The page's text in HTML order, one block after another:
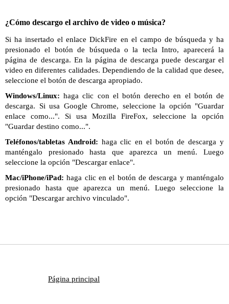
¿Cómo descargo el archivo de video o música?
Si ha insertado el enlace DickFire en el campo de búsqueda y ha
presionado el botón de búsqueda o la tecla Intro, aparecerá la
página de descarga. En la página de descarga puede descargar el
video en diferentes calidades. Dependiendo de la calidad que desee,
seleccione el botón de descarga apropiado.
Windows/Linux: haga clic con el botón derecho en el botón de
descarga. Si usa Google Chrome, seleccione la opción "Guardar
enlace como...". Si usa Mozilla FireFox, seleccione la opción
"Guardar destino como...".
Teléfonos/tabletas Android: haga clic en el botón de descarga y
manténgalo presionado hasta que aparezca un menú. Luego
seleccione la opción "Descargar enlace".
Mac/iPhone/iPad: haga clic en el botón de descarga y manténgalo
presionado hasta que aparezca un menú. Luego seleccione la
opción "Descargar archivo vinculado".
Página principal